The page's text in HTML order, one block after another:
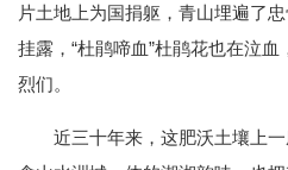
片土地上为国捐躯，青山埋遍了
挂露，“杜鹃啼血”杜鹃花也在泣
烈们。
近三十年来，这肥沃土壤上